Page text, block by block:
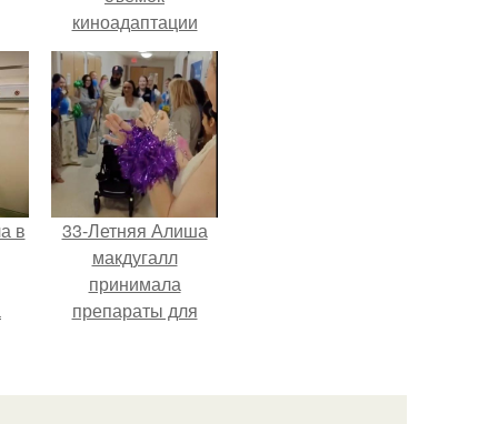
киноадаптации
"Рапунцель", и всё
внимание
моментально
оказалось
приковано к Тиган
крофт.
в
33-Летняя Алиша
макдугалл
принимала
препараты для
метаболического